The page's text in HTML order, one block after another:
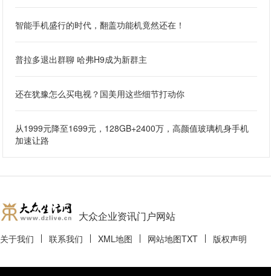
智能手机盛行的时代，翻盖功能机竟然还在！
普拉多退出群聊 哈弗H9成为新群主
还在犹豫怎么买电视？国美用这些细节打动你
从1999元降至1699元，128GB+2400万，高颜值玻璃机身手机
加速让路
大众企业资讯门户网站
关于我们 联系我们 XML地图 网站地图TXT 版权声明